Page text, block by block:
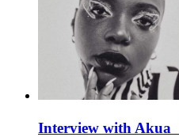
Interview with Akua